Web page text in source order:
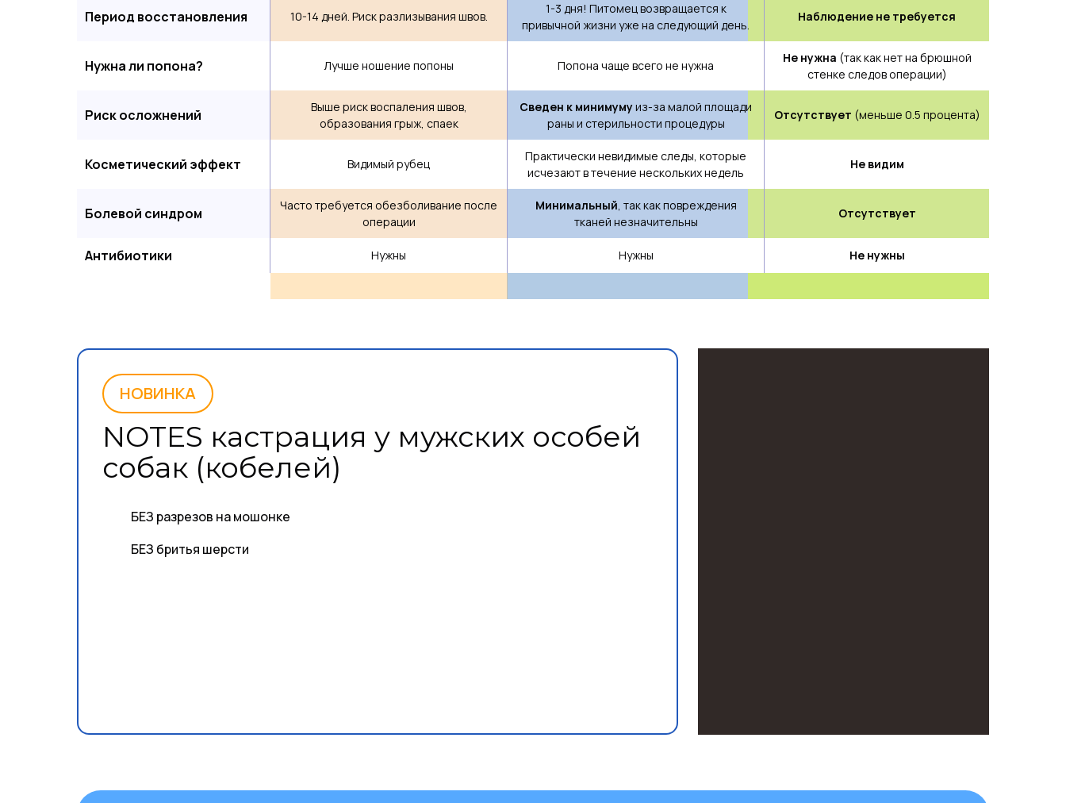
Период восстановления 10-14 дней. Риск разлизывания швов.
1-3 дня! Питомец возвращается к
привычной жизни уже на следующий день.
Наблюдение не требуется
Нужна ли попона? Лучше ношение попоны Попона чаще всего не нужна
Не нужна (так как нет на брюшной
стенке следов операции)
Риск осложнений
Выше риск воспаления швов,
образования грыж, спаек
Сведен к минимумуиз-за малой площади
раны и стерильности процедуры
Отсутствует (меньше 0.5 процента)
Косметический эффект Видимый рубец
Практически невидимые следы, которые
исчезают в течение нескольких недель
Не видим
Болевой синдром
Часто требуется обезболивание после
операции
Минимальный, так как повреждения
тканей незначительны
Отсутствует
Антибиотики Нужны Нужны Не нужны
НОВИНКА
NOTES кастрация у мужских особей
собак (кобелей)
БЕЗ разрезов на мошонке
БЕЗ бритья шерсти